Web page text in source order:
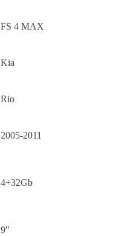
FS 4 MAX
Kia
Rio
2005-2011
4+32Gb
9"